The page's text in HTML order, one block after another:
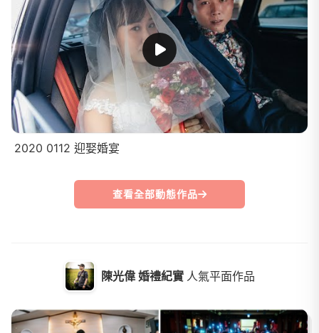
陳光偉 婚禮紀實 人氣平面作品
2020 0112 迎娶婚宴
查看全部動態作品